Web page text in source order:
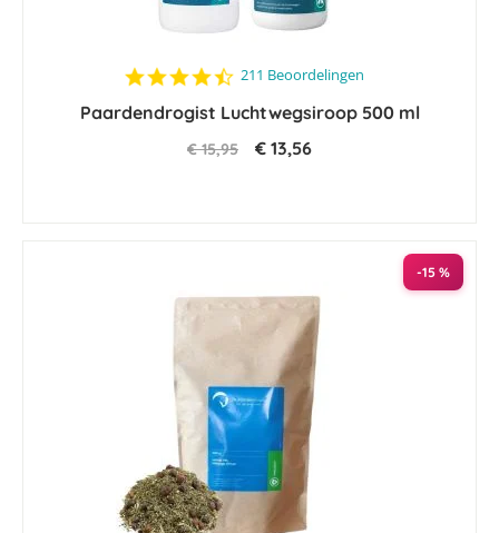
4.6
rating
211 Beoordelingen
Paardendrogist Luchtwegsiroop 500 ml
€ 15,95 € 13,56
-15 %